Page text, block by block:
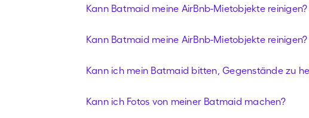
Kann Batmaid meine AirBnb-Mietobjekte reinigen?
Kann Batmaid meine AirBnb-Mietobjekte reinigen?
Kann ich mein Batmaid bitten, Gegenstände zu
Kann ich Fotos von meiner Batmaid machen?